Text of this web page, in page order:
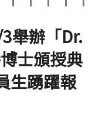
舉辦「Dr.
士頒授典
生踴躍報